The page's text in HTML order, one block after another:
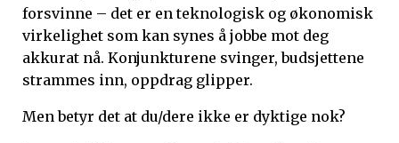
forsvinne – det er en teknologisk og økonomisk
virkelighet som kan synes å jobbe mot deg
akkurat nå. Konjunkturene svinger, budsjettene
strammes inn, oppdrag glipper.
Men betyr det at du/dere ikke er dyktige nok?